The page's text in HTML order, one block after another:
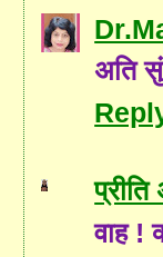
अति
वाह !